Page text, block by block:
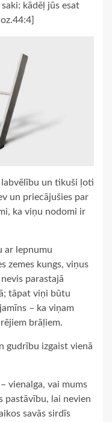
kādēļ jūs esat
labvēlību un tikuši ļoti
un priecājušies par
ka viņu nodomi ir
ar lepnumu
zemes kungs, viņus
parastajā
tāpat viņi būtu
– ka viņam
brāļiem.
gudrību izgaist vienā
vienalga, vai mums
pastāvību, lai nevien
savās sirdīs